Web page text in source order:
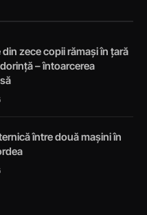
din zece copii rămași în țară
– întoarcerea
între două mașini în